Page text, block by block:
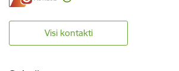
Visi kontakti